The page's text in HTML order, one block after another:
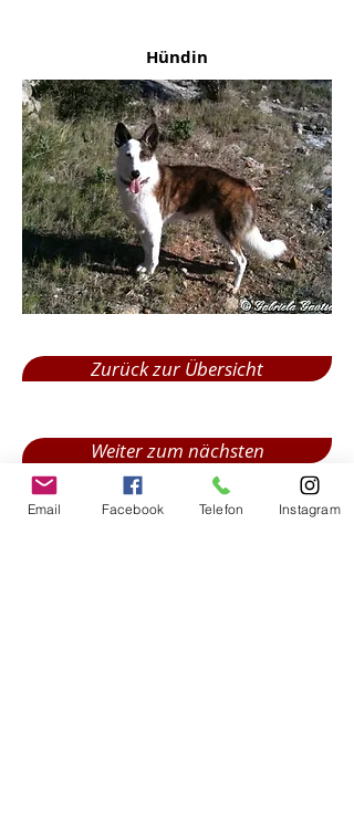
Hündin
Zurück zur Übersicht
Weiter zum nächsten
Email Facebook Telefon Instagram